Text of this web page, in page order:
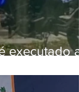
executado a